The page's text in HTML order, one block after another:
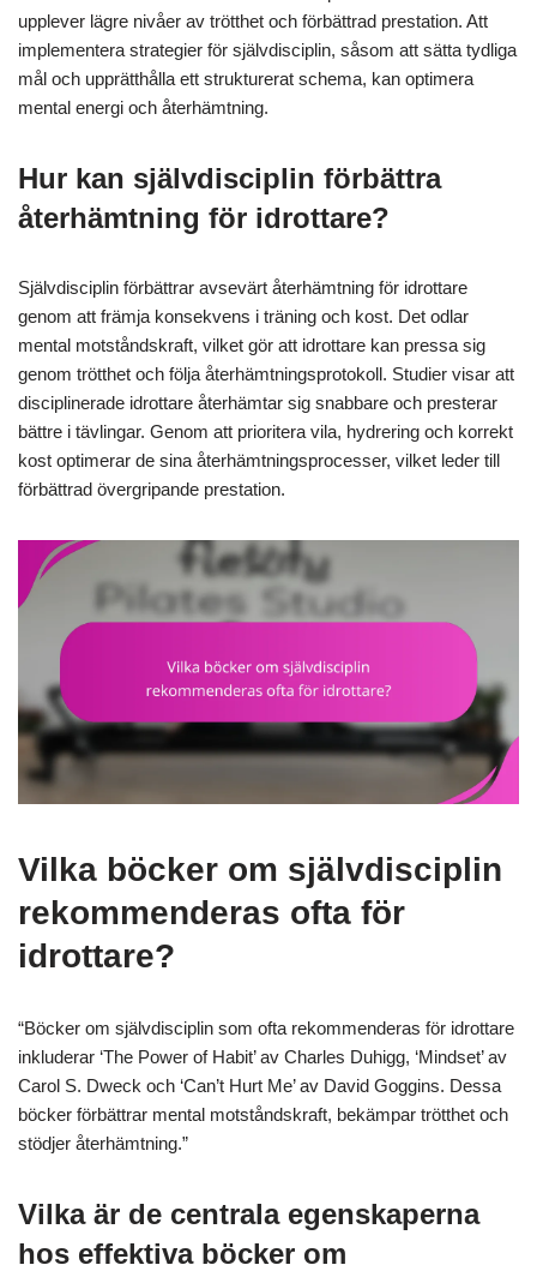
upplever lägre nivåer av trötthet och förbättrad prestation. Att
implementera strategier för självdisciplin, såsom att sätta tydliga
mål och upprätthålla ett strukturerat schema, kan optimera
mental energi och återhämtning.
Hur kan självdisciplin förbättra
återhämtning för idrottare?
Självdisciplin förbättrar avsevärt återhämtning för idrottare
genom att främja konsekvens i träning och kost. Det odlar
mental motståndskraft, vilket gör att idrottare kan pressa sig
genom trötthet och följa återhämtningsprotokoll. Studier visar att
disciplinerade idrottare återhämtar sig snabbare och presterar
bättre i tävlingar. Genom att prioritera vila, hydrering och korrekt
kost optimerar de sina återhämtningsprocesser, vilket leder till
förbättrad övergripande prestation.
Vilka böcker om självdisciplin
rekommenderas ofta för
idrottare?
“Böcker om självdisciplin som ofta rekommenderas för idrottare
inkluderar ‘The Power of Habit’ av Charles Duhigg, ‘Mindset’ av
Carol S. Dweck och ‘Can’t Hurt Me’ av David Goggins. Dessa
böcker förbättrar mental motståndskraft, bekämpar trötthet och
stödjer återhämtning.”
Vilka är de centrala egenskaperna
hos effektiva böcker om